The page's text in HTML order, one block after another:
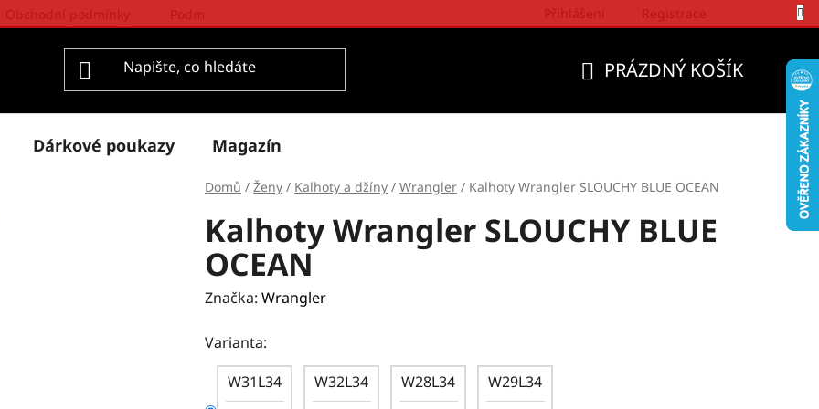
PRÁZDNÝ KOŠÍK
Dárkové poukazy Magazín
Domů / Ženy / Kalhoty a džíny / Wrangler / Kalhoty Wrangler SLOUCHY BLUE OCEAN
Kalhoty Wrangler SLOUCHY BLUE
OCEAN
Značka: Wrangler
Varianta:
W31L34
W32L34 W28L34 W29L34